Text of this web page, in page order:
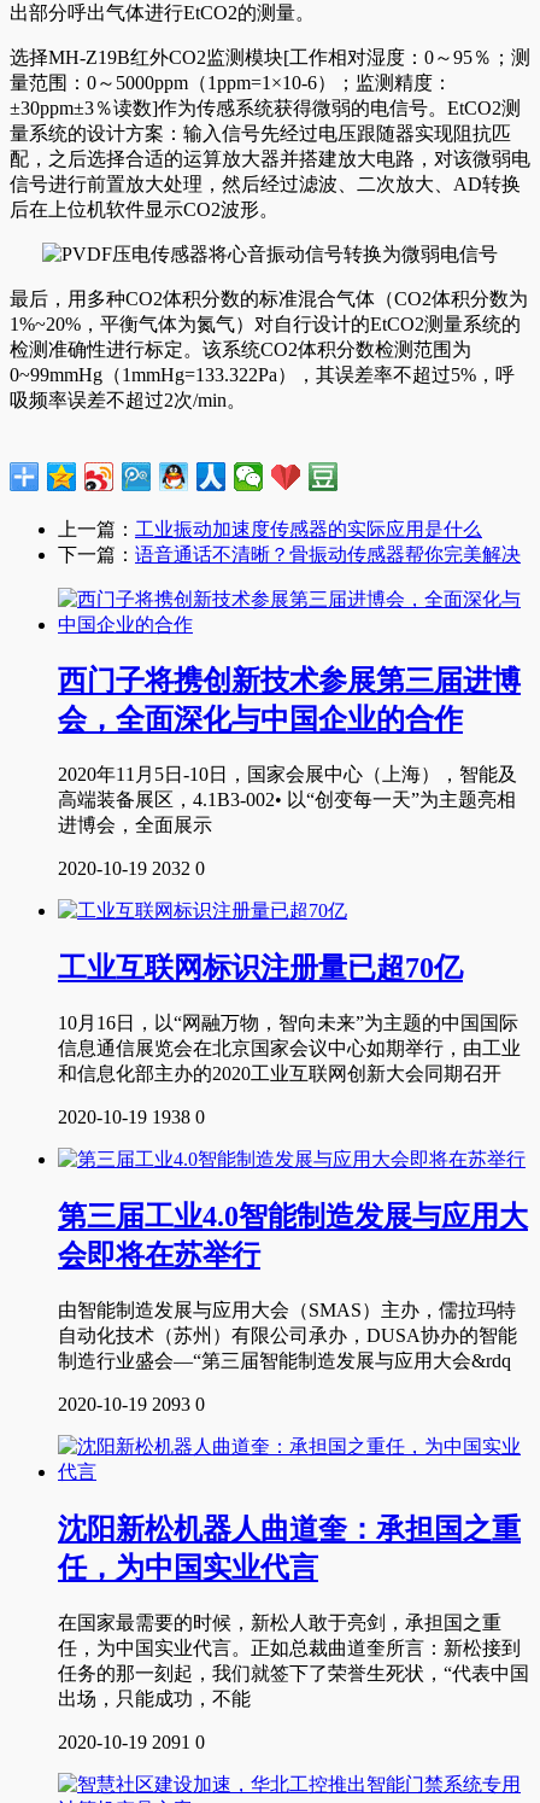
出部分呼出气体进行EtCO2的测量。
选择MH-Z19B红外CO2监测模块[工作相对湿度：0～95％；测
量范围：0～5000ppm（1ppm=1×10-6）；监测精度：
±30ppm±3％读数]作为传感系统获得微弱的电信号。EtCO2测
量系统的设计方案：输入信号先经过电压跟随器实现阻抗匹
配，之后选择合适的运算放大器并搭建放大电路，对该微弱电
信号进行前置放大处理，然后经过滤波、二次放大、AD转换
后在上位机软件显示CO2波形。
最后，用多种CO2体积分数的标准混合气体（CO2体积分数为
1%~20%，平衡气体为氮气）对自行设计的EtCO2测量系统的
检测准确性进行标定。该系统CO2体积分数检测范围为
0~99mmHg（1mmHg=133.322Pa），其误差率不超过5%，呼
吸频率误差不超过2次/min。
上一篇： 工业振动加速度传感器的实际应用是什么
下一篇： 语音通话不清晰？骨振动传感器帮你完美解决
西门子将携创新技术参展第三届进博
会，全面深化与中国企业的合作
2020年11月5日-10日，国家会展中心（上海），智能及
高端装备展区，4.1B3-002• 以“创变每一天”为主题亮相
进博会，全面展示
2020-10-19 2032 0
工业互联网标识注册量已超70亿
10月16日，以“网融万物，智向未来”为主题的中国国际
信息通信展览会在北京国家会议中心如期举行，由工业
和信息化部主办的2020工业互联网创新大会同期召开
2020-10-19 1938 0
第三届工业4.0智能制造发展与应用大
会即将在苏举行
由智能制造发展与应用大会（SMAS）主办，儒拉玛特
自动化技术（苏州）有限公司承办，DUSA协办的智能
制造行业盛会—“第三届智能制造发展与应用大会&rdq
2020-10-19 2093 0
沈阳新松机器人曲道奎：承担国之重
任，为中国实业代言
在国家最需要的时候，新松人敢于亮剑，承担国之重
任，为中国实业代言。正如总裁曲道奎所言：新松接到
任务的那一刻起，我们就签下了荣誉生死状，“代表中国
出场，只能成功，不能
2020-10-19 2091 0